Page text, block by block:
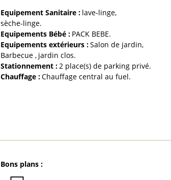
Equipement Sanitaire : lave-linge
sèche-linge
Equipements Bébé : PACK BEBE
Equipements extérieurs :Salon de jardin
Barbecue jardin clos
Stationnement :2 place(s) de parking privé
Chauffage :Chauffage central au fuel
Bons plans :